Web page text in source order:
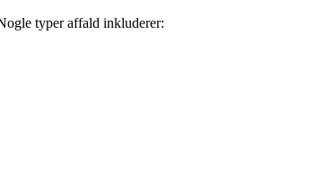
typer affald inkluderer: